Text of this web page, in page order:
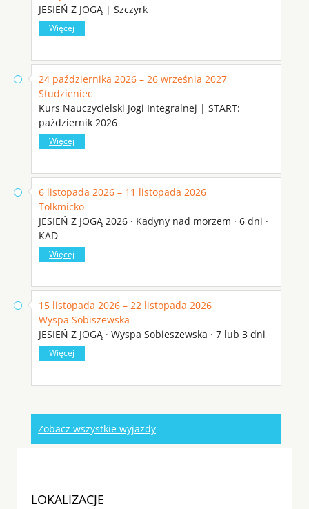
JESIEŃ Z JOGĄ | Szczyrk
Więcej
24 października 2026 – 26 września 2027
Studzieniec
Kurs Nauczycielski Jogi Integralnej | START:
październik 2026
Więcej
6 listopada 2026 – 11 listopada 2026
Tolkmicko
JESIEŃ Z JOGĄ 2026 · Kadyny nad morzem · 6 dni ·
KAD
Więcej
15 listopada 2026 – 22 listopada 2026
Wyspa Sobiszewska
JESIEŃ Z JOGĄ · Wyspa Sobieszewska · 7 lub 3 dni
Więcej
Zobacz wszystkie wyjazdy
LOKALIZACJE